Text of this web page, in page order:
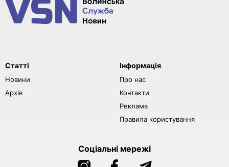
Статті
Новини
Архів
Інформація
Про нас
Контакти
Реклама
Правила користування
Соціальні мережі